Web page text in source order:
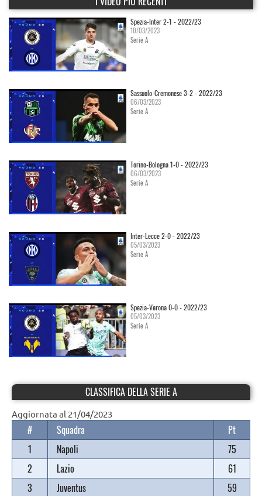
Spezia-Inter 2-1 - 2022/23
10/03/2023
Serie A
Sassuolo-Cremonese 3-2 - 2022/23
06/03/2023
Serie A
Torino-Bologna 1-0 - 2022/23
06/03/2023
Serie A
Inter-Lecce 2-0 - 2022/23
05/03/2023
Serie A
Spezia-Verona 0-0 - 2022/23
05/03/2023
Serie A
CLASSIFICA DELLA SERIE A
Aggiornata al 21/04/2023
# Squadra
Pt
1
Napoli
75
2
Lazio
61
3
Juventus
59